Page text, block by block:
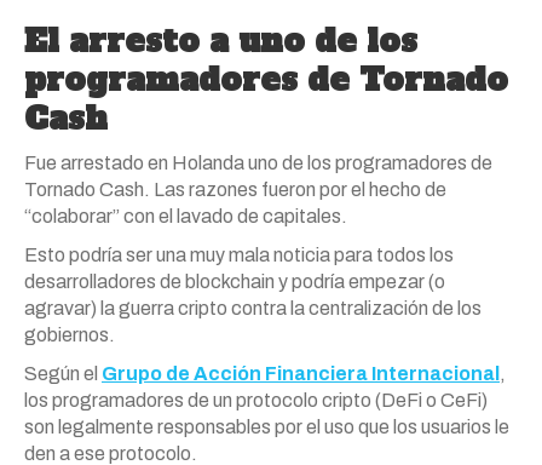
El arresto a uno de los
programadores de Tornado
Cash
Fue arrestado en Holanda uno de los programadores de
Tornado Cash. Las razones fueron por el hecho de
“colaborar” con el lavado de capitales.
Esto podría ser una muy mala noticia para todos los
desarrolladores de blockchain y podría empezar (o
agravar) la guerra cripto contra la centralización de los
gobiernos.
Según el Grupo de Acción Financiera Internacional ,
los programadores de un protocolo cripto (DeFi o CeFi)
son legalmente responsables por el uso que los usuarios le
den a ese protocolo.